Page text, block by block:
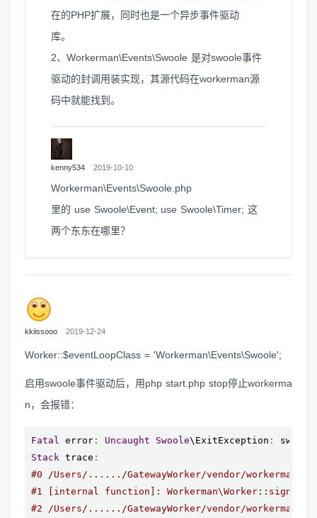
在的PHP扩展，同时也是一个异步事件驱动
库。
2、Workerman\Events\Swoole 是对swoole事件
驱动的封调用装实现，其源代码在workerman源
码中就能找到。
kenny534 2019-10-10
Workerman\Events\Swoole.php
里的 use Swoole\Event; use Swoole\Timer; 这
两个东东在哪里？
kkiissooo 2019-12-24
Worker::$eventLoopClass = 'Workerman\Events\Swoole';
启用swoole事件驱动后，用php start.php stop停止workerma
n，会报错：
Fatal error : Uncaught Swoole\ExitException :
Stack trace :
#0 /Users/....../GatewayWorker/vendor/workerman/
#1 [internal function]:
#2 /Users/....../GatewayWorker/vendor/workerman/